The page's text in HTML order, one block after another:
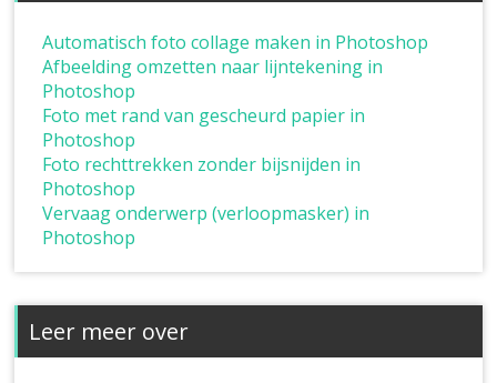
Automatisch foto collage maken in Photoshop
Afbeelding omzetten naar lijntekening in
Photoshop
Foto met rand van gescheurd papier in
Photoshop
Foto rechttrekken zonder bijsnijden in
Photoshop
Vervaag onderwerp (verloopmasker) in
Photoshop
Leer meer over